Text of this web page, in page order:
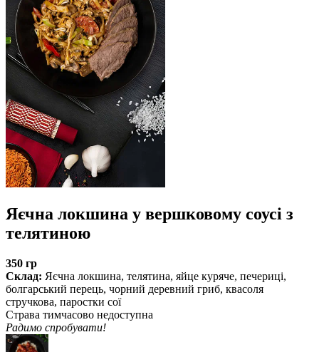
Яєчна локшина у вершковому соусі з
телятиною
350 гр
Склад: Яєчна локшина, телятина, яйце куряче, печериці,
болгарський перець, чорний деревний гриб, квасоля
стручкова, паростки сої
Страва тимчасово недоступна
Радимо спробувати!